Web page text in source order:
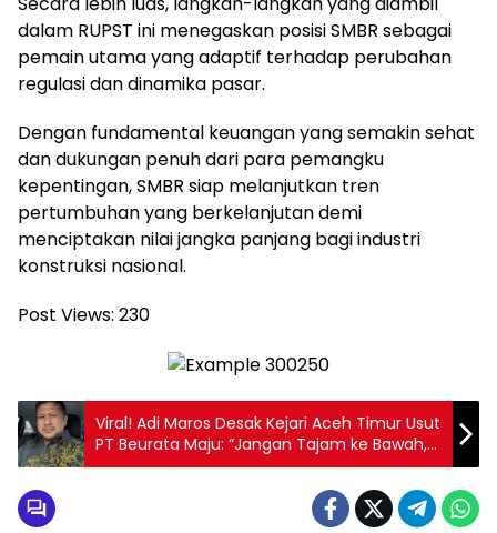
dalam RUPST ini menegaskan posisi SMBR sebagai
pemain utama yang adaptif terhadap perubahan
regulasi dan dinamika pasar.
Dengan fundamental keuangan yang semakin sehat
dan dukungan penuh dari para pemangku
kepentingan, SMBR siap melanjutkan tren
pertumbuhan yang berkelanjutan demi
menciptakan nilai jangka panjang bagi industri
konstruksi nasional.
Post Views: 230
Viral! Adi Maros Desak Kejari Aceh Timur Usut
PT Beurata Maju: “Jangan Tajam ke Bawah,
Tumpul ke Atas”